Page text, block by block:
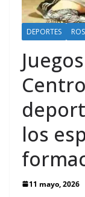
DEPORTES
los
11 mayo, 2026